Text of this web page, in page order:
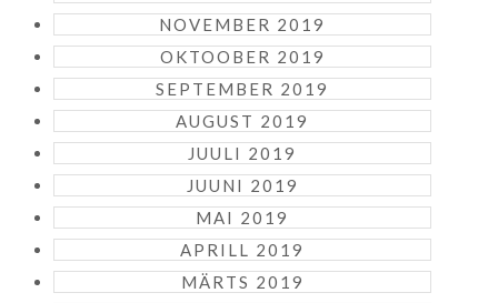
NOVEMBER 2019
OKTOOBER 2019
SEPTEMBER 2019
AUGUST 2019
JUULI 2019
JUUNI 2019
MAI 2019
APRILL 2019
MÄRTS 2019